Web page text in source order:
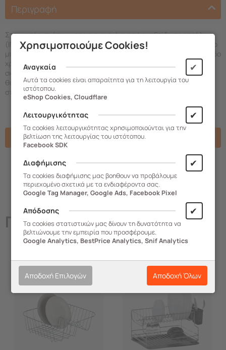
Περιγραφή
Στεγνωτήρι πιάτων κατασκευασμένο από ανοξείδωτο ατσάλι
(ΙΝΟΧ). Διαθέτει δύο επίπεδα αποστράγγισης. Στο πάνω επίπεδο
μπορούν να τοποθετηθούν μέχρι και 18 πιάτα και το κάτω επίπεδο
χρησιμοποιείται για τοποθέτηση ποτηριών και διαφόρων άλλων
σκευών. Το στεγνωτήρι επίσης διαθέτει κουταλοθήκη τριών
θέσεων για κουτάλια, πηρούνια, μαχαίρια και πλαστικό δίσκο
στην βάση για τη συλλογή του νερού.
Χαρακτηριστικά
ΠαρόμοιαΠροϊόντα
Χρησιμοποιούμε Cookies!
Αναγκαία ✔
Αυτά τα cookies είναι απαραίτητα για τη λειτουργία του
ιστότοπου.
eShop Cookies, Cloudflare
Λειτουργικότητας ✔
Τα cookies λειτουργικότητας χρησιμοποιούνται για την
βελτίωση της λειτουργίας του ιστότοπου.
Facebook SDK
Διαφήμισης ✔
Τα cookies διαφήμισης μας βοηθουν να προβάλουμε
περιεχομένο σχετικά με τα ενδιαφέροντα σας.
Google Tag Manager, Google Ads, Facebook Pixel
Απόδοσης ✔
Τα cookies στατιστικών μας δίνουν τη δυνατότητα να
βελτιώνουμε την εμπειρία που προσφέρουμε.
Google Analytics, BestPrice Analytics, Snif Analytics
Αποδοχή Επιλογών Αποδοχή Όλων